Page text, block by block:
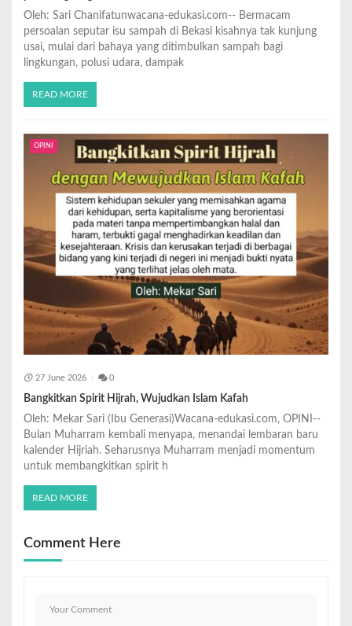
Oleh: Sari Chanifatunwacana-edukasi.com-- Bermacam
persoalan seputar isu sampah di Bekasi kisahnya tak kunjung
usai, mulai dari bahaya yang ditimbulkan sampah bagi
lingkungan, polusi udara, dampak
READ MORE
OPINI
27 June 2026 0
Bangkitkan Spirit Hijrah, Wujudkan Islam Kafah
Oleh: Mekar Sari (Ibu Generasi)Wacana-edukasi.com, OPINI--
Bulan Muharram kembali menyapa, menandai lembaran baru
kalender Hijriah. Seharusnya Muharram menjadi momentum
untuk membangkitkan spirit h
READ MORE
Comment Here